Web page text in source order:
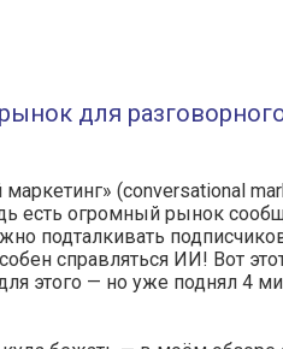
для
(conversational
есть огромный рынок
подталкивать
справляться ИИ! Вот
этого — но уже поднял 4